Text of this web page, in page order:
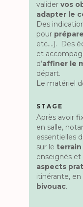
valider vos
adapter le
Des
pour
etc….). Des
et
d’affiner le
départ.
Le matériel
STAGE
Après avoir
en salle,
essentielles
sur le terrain
enseignés et
aspects
itinérante,
bivouac.